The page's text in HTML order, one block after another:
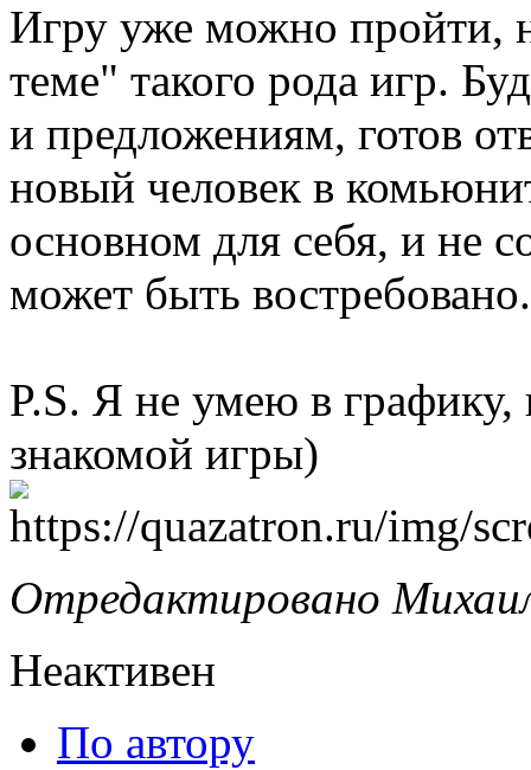
Игру уже можно пройти,
теме" такого рода игр.
и предложениям, готов
новый человек в
основном для себя, и не
может быть востребовано.
P.S. Я не умею в
знакомой игры)
Отредактировано
Неактивен
По автору